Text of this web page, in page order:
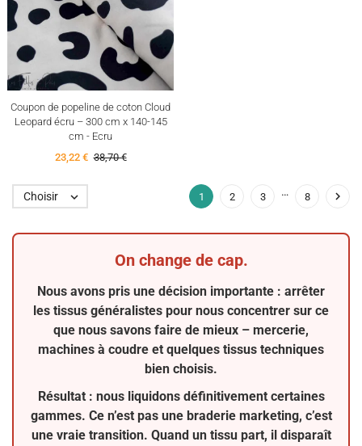
Coupon de popeline de coton Cloud
Leopard écru – 300 cm x 140-145
cm - Ecru
23,22 € 38,70 €
Choisir  1 2 3 … 8 
On change de cap.
Nous avons pris une décision importante : arrêter
les tissus généralistes pour nous concentrer sur ce
que nous savons faire de mieux – mercerie,
machines à coudre et quelques tissus techniques
bien choisis.
Résultat : nous liquidons définitivement certaines
gammes. Ce n’est pas une braderie marketing, c’est
une vraie transition. Quand un tissu part, il disparaît